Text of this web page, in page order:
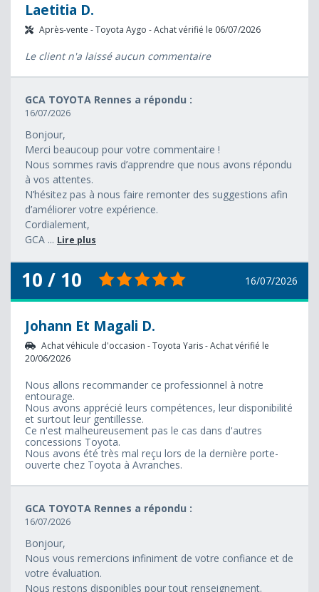
Laetitia D.
Après-vente - Toyota Aygo - Achat vérifié le 06/07/2026
Le client n'a laissé aucun commentaire
GCA TOYOTA Rennes a répondu :
16/07/2026
Bonjour,
Merci beaucoup pour votre commentaire !
Nous sommes ravis d’apprendre que nous avons répondu
à vos attentes.
N’hésitez pas à nous faire remonter des suggestions afin
d’améliorer votre expérience.
Cordialement,
GCA ... Lire plus
10 / 10 16/07/2026
Johann Et Magali D.
Achat véhicule d'occasion - Toyota Yaris - Achat vérifié le
20/06/2026
Nous allons recommander ce professionnel à notre
entourage.
Nous avons apprécié leurs compétences, leur disponibilité
et surtout leur gentillesse.
Ce n'est malheureusement pas le cas dans d'autres
concessions Toyota.
Nous avons été très mal reçu lors de la dernière porte-
ouverte chez Toyota à Avranches.
GCA TOYOTA Rennes a répondu :
16/07/2026
Bonjour,
Nous vous remercions infiniment de votre confiance et de
votre évaluation.
Nous restons disponibles pour tout renseignement.